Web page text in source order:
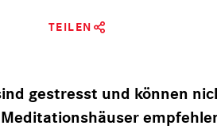
TEILEN
gestresst und können